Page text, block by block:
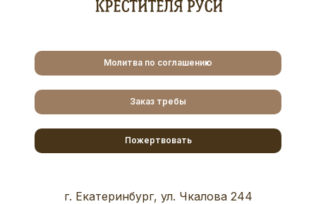
Молитва по соглашению
Заказ требы
Пожертвовать
г. Екатеринбург, ул. Чкалова 244